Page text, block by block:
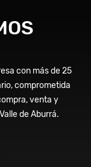
con más de 25
comprometida
venta y
de Aburrá.